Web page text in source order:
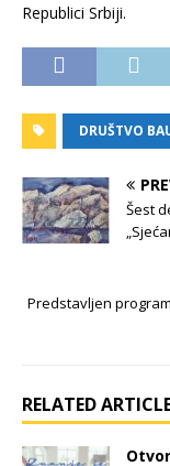
Republici Srbiji.
DRUŠTVO
Šest
Predstavljen
RELATED